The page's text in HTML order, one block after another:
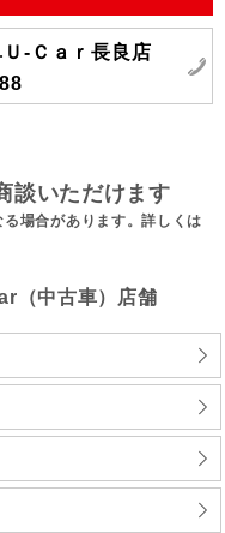
‐Ｃａｒ長良店
談いただけます
場合があります。詳しくは
（中古車）店舗